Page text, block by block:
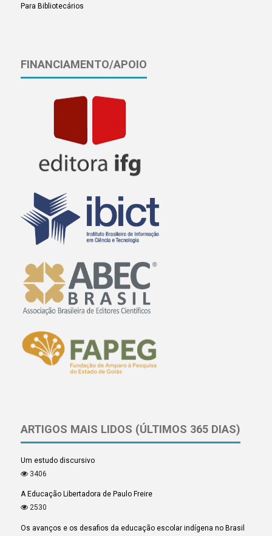
Para Bibliotecários
FINANCIAMENTO/APOIO
ARTIGOS MAIS LIDOS (ÚLTIMOS 365 DIAS)
Um estudo discursivo
3406
A Educação Libertadora de Paulo Freire
2530
Os avanços e os desafios da educação escolar indígena no Brasil